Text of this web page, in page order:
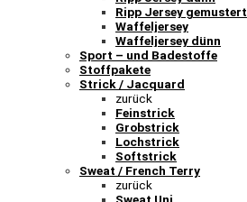
Ripp Jersey gemustert
Waffeljersey
Waffeljersey dünn
Sport – und Badestoffe
Stoffpakete
Strick / Jacquard
zurück
Feinstrick
Grobstrick
Lochstrick
Softstrick
Sweat / French Terry
zurück